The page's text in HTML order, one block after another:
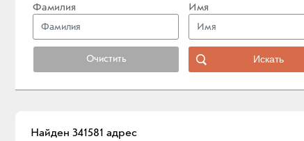
Фамилия Имя
Очистить
Найден 341581 адрес